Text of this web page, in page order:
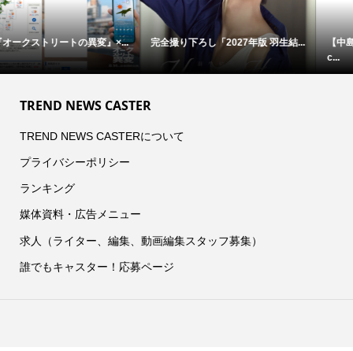
完全撮り下ろし「2027年版 羽生結...
【中島裕翔】初写真展 『7okyo
c...
TREND NEWS CASTER
TREND NEWS CASTERについて
プライバシーポリシー
ランキング
媒体資料・広告メニュー
求人（ライター、編集、動画編集スタッフ募集）
誰でもキャスター！応募ページ